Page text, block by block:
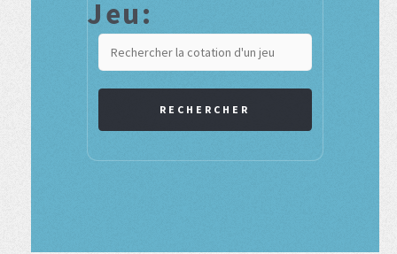
Jeu:
RECHERCHER